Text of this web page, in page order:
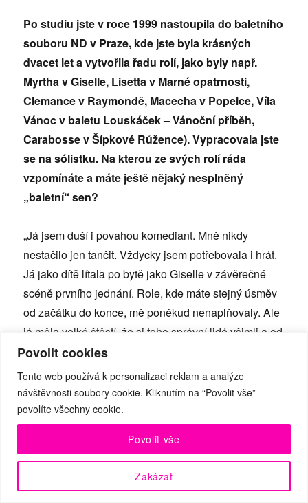
Povolit cookies
Tento web používá k personalizaci reklam a analýze
návštěvnosti soubory cookie. Kliknutím na “Povolit vše”
povolíte všechny cookie.
Zakázat
Povolit vše
Po studiu jste v roce 1999 nastoupila do baletního
souboru ND v Praze, kde jste byla krásných
dvacet let a vytvořila řadu rolí, jako byly např.
Myrtha v Giselle, Lisetta v Marné opatrnosti,
Clemance v Raymondě, Macecha v Popelce, Víla
Vánoc v baletu Louskáček – Vánoční příběh,
Carabosse v Šípkové Růžence). Vypracovala jste
se na sólistku. Na kterou ze svých rolí ráda
vzpomínáte a máte ještě nějaký nesplněný
„baletní“ sen?
„Já jsem duší i povahou komediant. Mně nikdy
nestačilo jen tančit. Vždycky jsem potřebovala i hrát.
Já jako dítě lítala po bytě jako Giselle v závěrečné
scéně prvního jednání. Role, kde máte stejný úsměv
od začátku do konce, mě poněkud nenaplňovaly. Ale
já měla velké štěstí, že si toho správní lidé všimli a od
mládí mi svěřovali i charakterní role. Mně bylo
vždycky dost jedno, jestli je to první, druhá role nebo
„štěk”. Hlavně, abych mohla hrát. Abych mohla tvořit.
A abych na jevišti na chvíli mohla nechat duši.
Nesplněný sen… já si už v tancování všechno
splnila. Nevím, s čím by kdo musel přijít, aby mi stálo
za to se hodit zpět do formy a naposledy zariskovat. A
co se týče minulosti, není fér nějakou roli vyzdvihovat.